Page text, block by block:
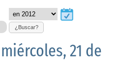
¿Buscar?
miércoles, 21 de